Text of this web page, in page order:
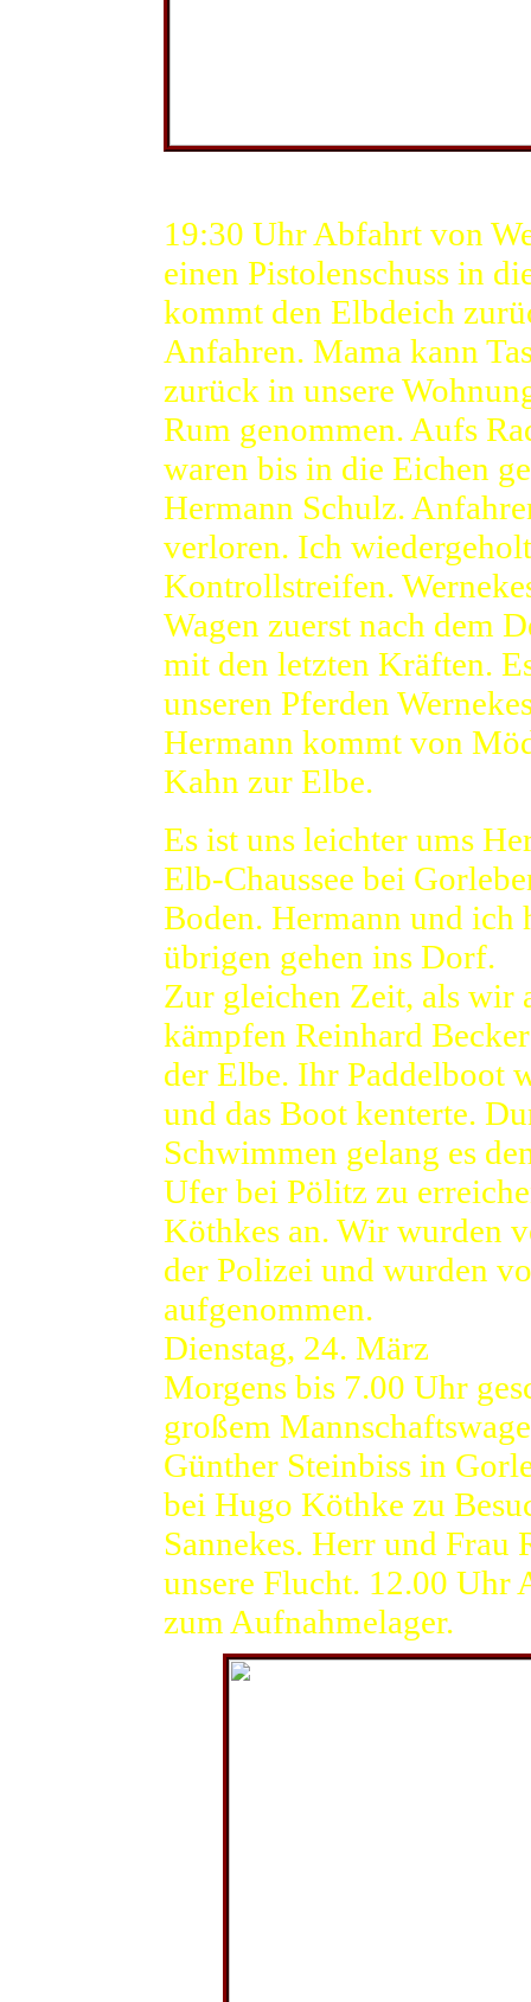
19:30 Uhr Abfahrt von
einen Pistolenschuss in
kommt den Elbdeich
Anfahren. Mama kann
zurück in unsere
Rum genommen. Aufs
waren bis in die Eichen
Hermann Schulz.
verloren. Ich
Kontrollstreifen.
Wagen zuerst nach dem
mit den letzten Kräften.
unseren Pferden
Hermann kommt von
Kahn zur Elbe.
Es ist uns leichter ums
Elb-Chaussee bei
Boden. Hermann und ich
übrigen gehen ins Dorf.
Zur gleichen Zeit, als wir
kämpfen Reinhard
der Elbe. Ihr Paddelboot
und das Boot kenterte.
Schwimmen gelang es
Ufer bei Pölitz zu
Köthkes an. Wir wurden
der Polizei und wurden
aufgenommen.
Dienstag, 24. März
Morgens bis 7.00 Uhr
großem
Günther Steinbiss in
bei Hugo Köthke zu
Sannekes. Herr und
unsere Flucht. 12.00 Uhr
zum Aufnahmelager.